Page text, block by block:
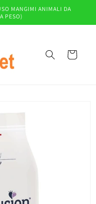
MANGIMI ANIMALI DA
PESO)
Carrello